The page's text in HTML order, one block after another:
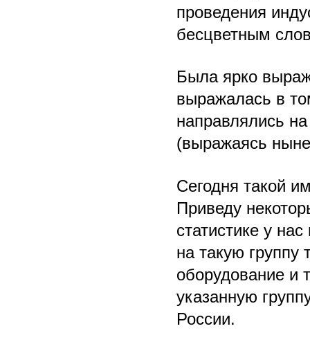
проведения
бесцветным
Была ярко
выражалась в
направлялись
(выражаясь
Сегодня такой
Приведу
статистике у
на такую
оборудование и
указанную
России.